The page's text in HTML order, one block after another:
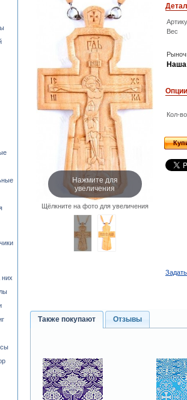
Нажмите для
увеличения
Щёлкните на фото для увеличения
Вес
Наша
Опции
Кол-во
Также покупают Отзывы